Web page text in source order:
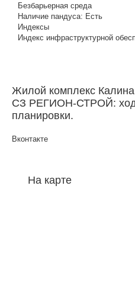
Безбарьерная среда
Наличие пандуса: Есть
Индексы
Индекс инфраструктурной
Жилой комплекс
СЗ РЕГИОН-СТРОЙ: ход
планировки.
Вконтакте
На карте